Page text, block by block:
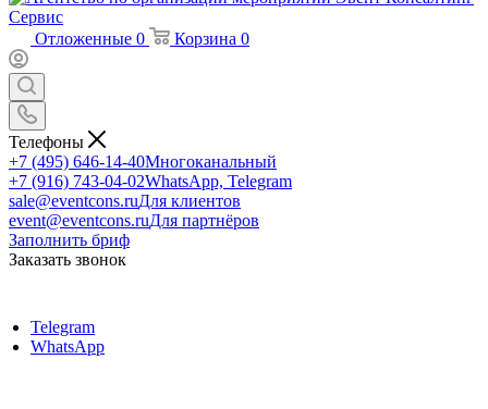
Отложенные 0 Корзина 0
Телефоны
+7 (495) 646-14-40Многоканальный
+7 (916) 743-04-02WhatsApp, Telegram
sale@eventcons.ruДля клиентов
event@eventcons.ruДля партнёров
Заполнить бриф
Заказать звонок
Telegram
WhatsApp